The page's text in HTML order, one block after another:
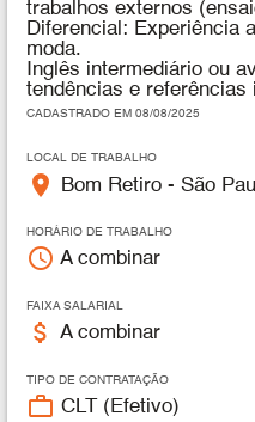
trabalhos externos
Diferencial: Experiência
moda.
Inglês intermediário ou
tendências e referências
CADASTRADO EM 08/08/2025
LOCAL DE TRABALHO
place Bom Retiro - São
HORÁRIO DE TRABALHO
access_time A combinar
FAIXA SALARIAL
attach_money A combinar
TIPO DE CONTRATAÇÃO
work_outline CLT (Efetivo)